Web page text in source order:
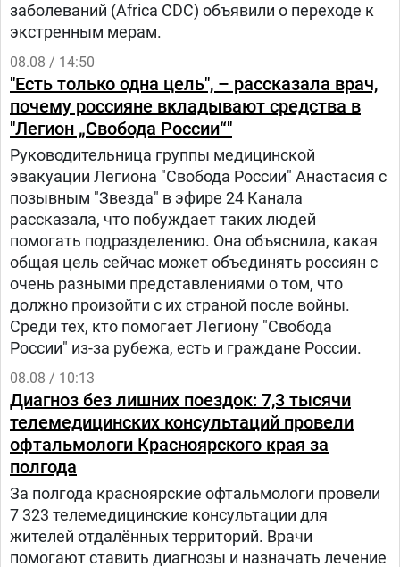
заболеваний (Africa CDC) объявили о переходе к
экстренным мерам.
08.08 / 14:50
"Есть только одна цель", – рассказала врач,
почему россияне вкладывают средства в
"Легион „Свобода России“"
Руководительница группы медицинской
эвакуации Легиона "Свобода России" Анастасия с
позывным "Звезда" в эфире 24 Канала
рассказала, что побуждает таких людей
помогать подразделению. Она объяснила, какая
общая цель сейчас может объединять россиян с
очень разными представлениями о том, что
должно произойти с их страной после войны.
Среди тех, кто помогает Легиону "Свобода
России" из-за рубежа, есть и граждане России.
08.08 / 10:13
Диагноз без лишних поездок: 7,3 тысячи
телемедицинских консультаций провели
офтальмологи Красноярского края за
полгода
За полгода красноярские офтальмологи провели
7 323 телемедицинские консультации для
жителей отдалённых территорий. Врачи
помогают ставить диагнозы и назначать лечение